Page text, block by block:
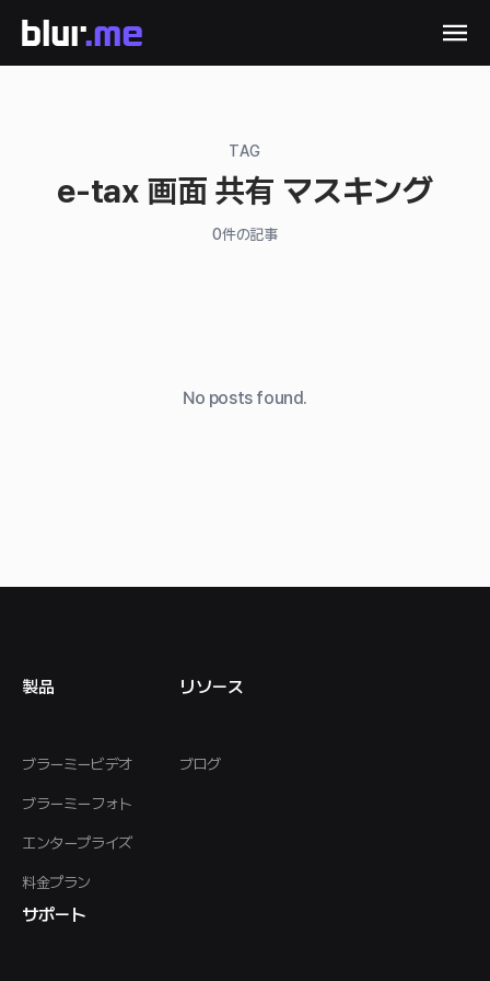
TAG
e-tax 画面 共有 マスキング
0件の記事
No posts found.
製品
ブラーミービデオ
ブラーミーフォト
エンタープライズ
料金プラン
リソース
ブログ
サポート